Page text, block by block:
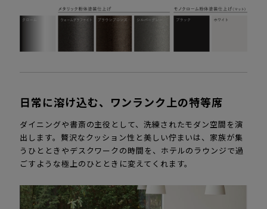
日常に溶け込む、ワンランク上の特等席
ダイニングや書斎の主役として、洗練されたモダン空間を演
出します。贅沢なクッション性と美しい佇まいは、家族が集
うひとときやデスクワークの時間を、ホテルのラウンジで過
ごすような極上のひとときに変えてくれます。